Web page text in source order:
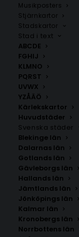
Musikposters
Stjärnkartor
Stadskartor
Stad i text
ABCDE
FGHIJ
KLMNO
PQRST
UVWX
YZÅÄÖ
Kärlekskartor
Huvudstäder
Svenska städer
Blekinge län
Dalarnas län
Gotlands län
Gävleborgs län
Hallands län
Jämtlands län
Jönköpings län
Kalmar län
Kronobergs län
Norrbottens län